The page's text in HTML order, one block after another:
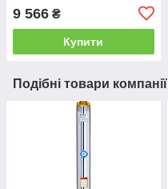
3SDm3.5/28 (777095)
9 566 ₴
Купити
Подібні товари компанії